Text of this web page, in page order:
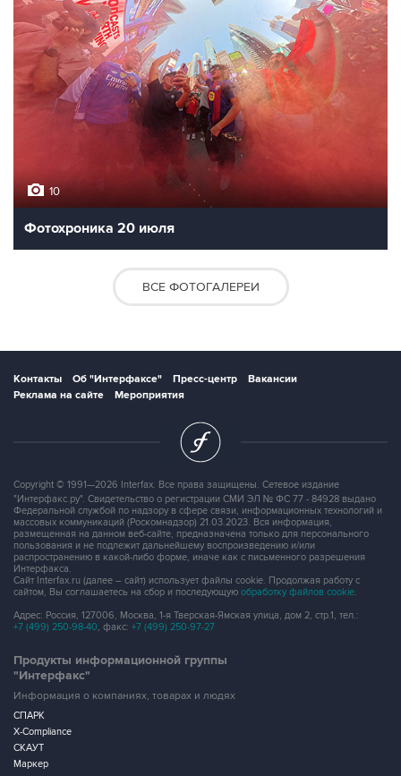
10
Фотохроника 20 июля
ВСЕ ФОТОГАЛЕРЕИ
Контакты Об "Интерфаксе" Пресс-центр
Вакансии
Реклама на сайте
Мероприятия
Copyright © 1991—2026 Interfax. Все права защищены. Сетевое издание
"Интерфакс.ру". Свидетельство о регистрации СМИ ЭЛ № ФС 77 - 84928 выдано
Федеральной службой по надзору в сфере связи, информационных технологий и
массовых коммуникаций (Роскомнадзор) 21.03.2023. Вся информация,
размещенная на данном веб-сайте, предназначена только для персонального
пользования и не подлежит дальнейшему воспроизведению и/или
распространению в какой-либо форме, иначе как с письменного разрешения
Интерфакса.
Сайт Interfax.ru (далее – сайт) использует файлы cookie. Продолжая работу с
сайтом, Вы соглашаетесь на сбор и последующую обработку файлов cookie.
Адрес: Россия, 127006, Москва, 1-я Тверская-Ямская улица, дом 2, стр.1, тел.:
+7 (499) 250-98-40, факс: +7 (499) 250-97-27
Продукты информационной группы
"Интерфакс"
Информация о компаниях, товарах и людях
СПАРК
X-Compliance
СКАУТ
Маркер